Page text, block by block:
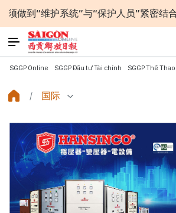
护系统”与“保护人员”紧密结合
SGGP Online SGGP Đầu tư Tài chính SGGP Thể Thao
国际